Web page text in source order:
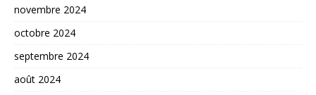
novembre 2024
octobre 2024
septembre 2024
août 2024